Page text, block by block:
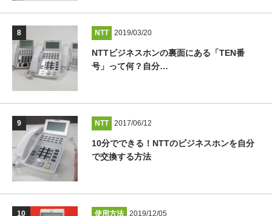
NTT 2019/03/20
NTTビジネスホンの裏面にある「TEN番
号」って何？自分…
NTT 2017/06/12
10分でできる！NTTのビジネスホンを自分
で交換する方法
使用方法 2019/12/05